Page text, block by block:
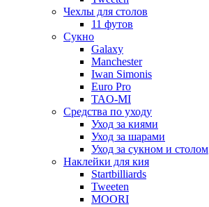
Чехлы для столов
11 футов
Сукно
Galaxy
Manchester
Iwan Simonis
Euro Pro
TAO-MI
Средства по уходу
Уход за киями
Уход за шарами
Уход за сукном и столом
Наклейки для кия
Startbilliards
Tweeten
MOORI